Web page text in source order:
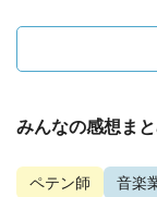
みんなの感想ま
ペテン師 音楽